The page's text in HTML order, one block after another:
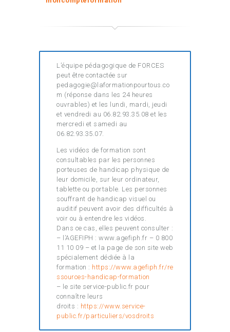
L’équipe pédagogique de FORCES
peut être contactée sur
pedagogie@laformationpourtous.co
m (réponse dans les 24 heures
ouvrables) et les lundi, mardi, jeudi
et vendredi au 06.82.93.35.08 et les
mercredi et samedi au
06.82.93.35.07.
Les vidéos de formation sont
consultables par les personnes
porteuses de handicap physique de
leur domicile, sur leur ordinateur,
tablette ou portable. Les personnes
souffrant de handicap visuel ou
auditif peuvent avoir des difficultés à
voir ou à entendre les vidéos.
Dans ce cas, elles peuvent consulter :
– l’AGEFIPH : www.agefiph.fr – 0 800
11 10 09 – et la page de son site web
spécialement dédiée à la
formation : https://www.agefiph.fr/re
ssources-handicap-formation
– le site service-public.fr pour
connaître leurs
droits : https://www.service-
public.fr/particuliers/vosdroits